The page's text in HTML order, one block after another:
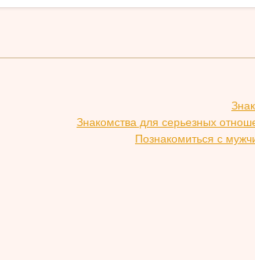
Знакомства для серьезных
Познакомиться с